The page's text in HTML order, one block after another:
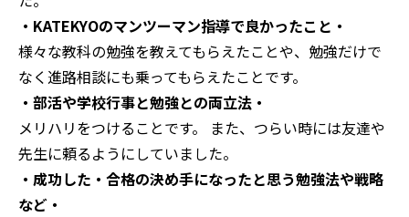
・KATEKYOのマンツーマン指導で良かったこと・
様々な教科の勉強を教えてもらえたことや、勉強だけで
なく進路相談にも乗ってもらえたことです。
・部活や学校行事と勉強との両立法・
メリハリをつけることです。 また、つらい時には友達や
先生に頼るようにしていました。
・成功した・合格の決め手になったと思う勉強法や戦略
など・